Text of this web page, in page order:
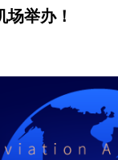
举办！